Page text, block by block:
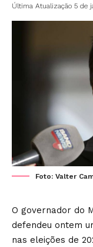
Última Atualização 5 de
Foto: Valter
O governador do
defendeu ontem
nas eleições de